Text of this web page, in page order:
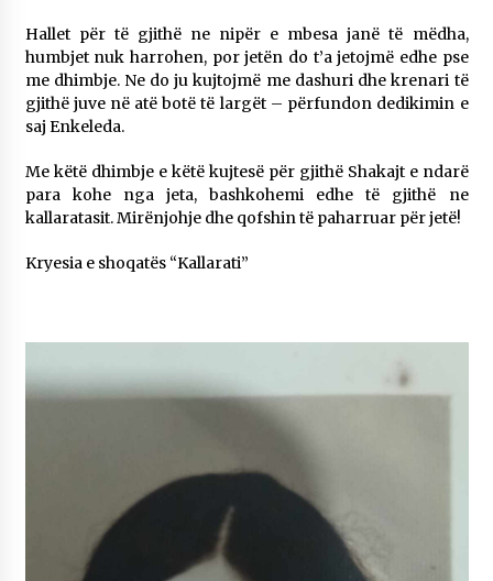
Hallet për të gjithë ne nipër e mbesa janë të mëdha,
humbjet nuk harrohen, por jetën do t’a jetojmë edhe pse
me dhimbje. Ne do ju kujtojmë me dashuri dhe krenari të
gjithë juve në atë botë të largët – përfundon dedikimin e
saj Enkeleda.
Me këtë dhimbje e këtë kujtesë për gjithë Shakajt e ndarë
para kohe nga jeta, bashkohemi edhe të gjithë ne
kallaratasit. Mirënjohje dhe qofshin të paharruar për jetë!
Kryesia e shoqatës “Kallarati”